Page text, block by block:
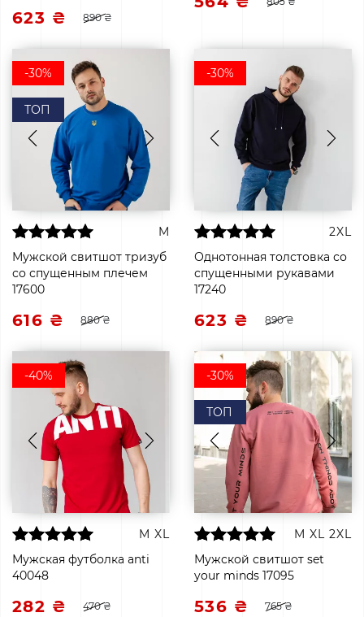
623 ₴ 890 ₴
-30%
ТОП
M
Мужской свитшот тризуб
со спущенным плечем
17600
616 ₴ 880 ₴
-30%
2XL
Однотонная толстовка со
спущенными рукавами
17240
623 ₴ 890 ₴
-40%
M XL
Мужская футболка anti
40048
282 ₴ 470 ₴
-30%
ТОП
M XL 2XL
Мужской свитшот set
your minds 17095
536 ₴ 765 ₴